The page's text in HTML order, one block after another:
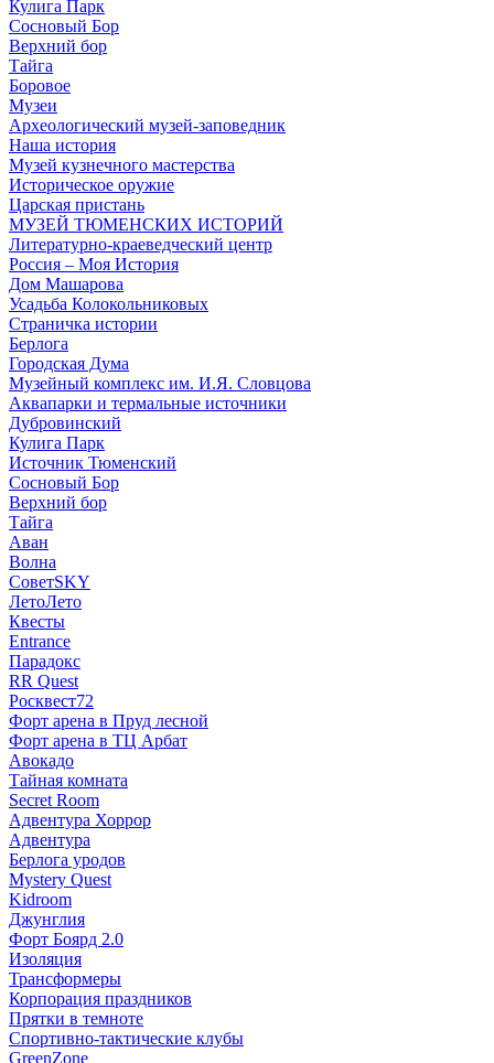
Кулига Парк
Сосновый Бор
Верхний бор
Тайга
Боровое
Музеи
Археологический музей-заповедник
Наша история
Музей кузнечного мастерства
Историческое оружие
Царская пристань
МУЗЕЙ ТЮМЕНСКИХ ИСТОРИЙ
Литературно-краеведческий центр
Россия – Моя История
Дом Машарова
Усадьба Колокольниковых
Страничка истории
Берлога
Городская Дума
Музейный комплекс им. И.Я. Словцова
Аквапарки и термальные источники
Дубровинский
Кулига Парк
Источник Тюменский
Сосновый Бор
Верхний бор
Тайга
Аван
Волна
СоветSKY
ЛетоЛето
Квесты
Entrance
Парадокс
RR Quest
Росквест72
Форт арена в Пруд лесной
Форт арена в ТЦ Арбат
Авокадо
Тайная комната
Secret Room
Адвентура Хоррор
Адвентура
Берлога уродов
Mystery Quest
Kidroom
Джунглия
Форт Боярд 2.0
Изоляция
Трансформеры
Корпорация праздников
Прятки в темноте
Спортивно-тактические клубы
GreenZone